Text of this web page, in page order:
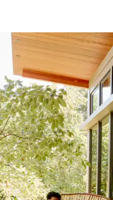
se strelicama prema gore i